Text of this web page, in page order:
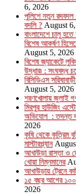
6, 2026
পুলিশে নতুন রদবদল
বদলি ? August
​​বাংলাদেশে চালু
বিশেষ আকর্ষণ
August 5, 2026
বিশেষ জ্যাকেটে
উদ্ধার৷ : সংঘবদ্ধ
বিসিডিএস
August 5, 2026
শরণখোলায় জুলাই
মিরপুর হাউজিং
অভিযোগ : তদন্ত
2026
কৃষি থেকে কৃত্রিম
মাস্টারপ্ল্যান
আখাউড়া রাস্তা ও
খোয়া নিম্নমানের
আখাউড়ায় ট্রেনে
১৫ বছর আগের ১০০
2026